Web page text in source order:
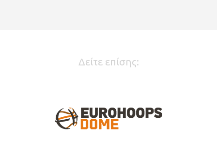
Δείτε επίσης: